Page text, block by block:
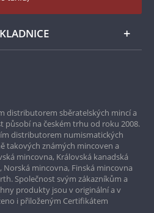
distributorem sběratelských mincí a
působí na českém trhu od roku 2008.
distributorem numismatických
takových známých mincoven a
mincovna, Královská kanadská
Norská mincovna, Finská mincovna
Společnost svým zákazníkům a
produkty jsou v originální a v
i přiloženým Certifikátem